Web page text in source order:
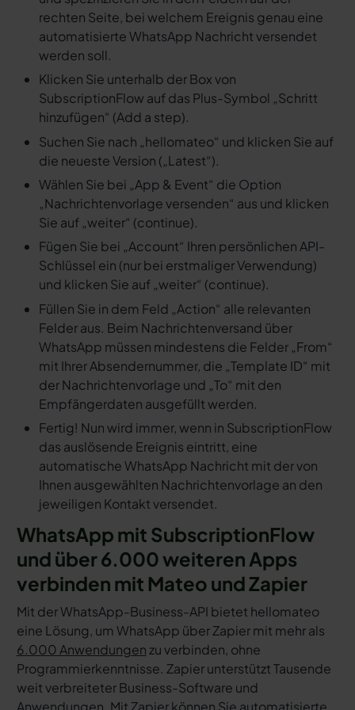
rechten Seite, bei welchem Ereignis genau eine
automatisierte WhatsApp Nachricht versendet
werden soll.
Klicken Sie unterhalb der Box von
SubscriptionFlow auf das Plus-Symbol „Schritt
hinzufügen“ (Add a step).
Suchen Sie nach „hellomateo“ und klicken Sie auf
die neueste Version („Latest“).
Wählen Sie bei „App & Event“ die Option
„Nachrichtenvorlage versenden“ aus und klicken
Sie auf „weiter“ (continue).
Fügen Sie bei „Account“ Ihren persönlichen API-
Schlüssel ein (nur bei erstmaliger Verwendung)
und klicken Sie auf „weiter“ (continue).
Füllen Sie in dem Feld „Action“ alle relevanten
Felder aus. Beim Nachrichtenversand über
WhatsApp müssen mindestens die Felder „From“
mit Ihrer Absendernummer, die „Template ID“ mit
der Nachrichtenvorlage und „To“ mit den
Empfängerdaten ausgefüllt werden.
Fertig! Nun wird immer, wenn in SubscriptionFlow
das auslösende Ereignis eintritt, eine
automatische WhatsApp Nachricht mit der von
Ihnen ausgewählten Nachrichtenvorlage an den
jeweiligen Kontakt versendet.
WhatsApp mit SubscriptionFlow
und über 6.000 weiteren Apps
verbinden mit Mateo und Zapier
Mit der WhatsApp-Business-API bietet hellomateo
eine Lösung, um WhatsApp über Zapier mit mehr als
6.000 Anwendungenzu verbinden, ohne
Programmierkenntnisse. Zapier unterstützt Tausende
weit verbreiteter Business-Software und